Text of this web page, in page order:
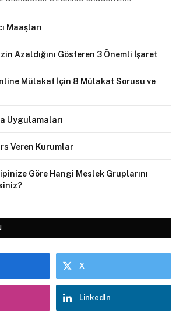
Maaşları
Azaldığını Gösteren 3 Önemli İşaret
Mülakat İçin 8 Mülakat Sorusu ve
Uygulamaları
Veren Kurumlar
Göre Hangi Meslek Gruplarını
X
LinkedIn